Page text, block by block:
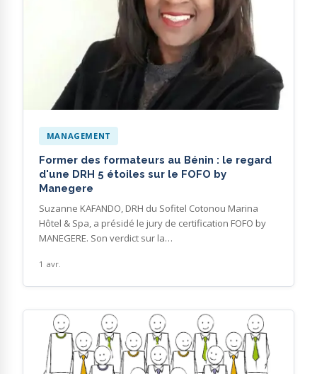
MANAGEMENT
Former des formateurs au Bénin : le regard
d'une DRH 5 étoiles sur le FOFO by
Manegere
Suzanne KAFANDO, DRH du Sofitel Cotonou Marina
Hôtel & Spa, a présidé le jury de certification FOFO by
MANEGERE. Son verdict sur la…
1 avr.